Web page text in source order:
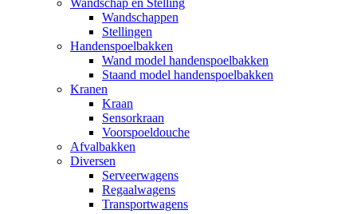
Wandschappen
Stellingen
Handenspoelbakken
Wand model handenspoelbakken
Staand model handenspoelbakken
Kranen
Kraan
Sensorkraan
Voorspoeldouche
Afvalbakken
Diversen
Serveerwagens
Regaalwagens
Transportwagens